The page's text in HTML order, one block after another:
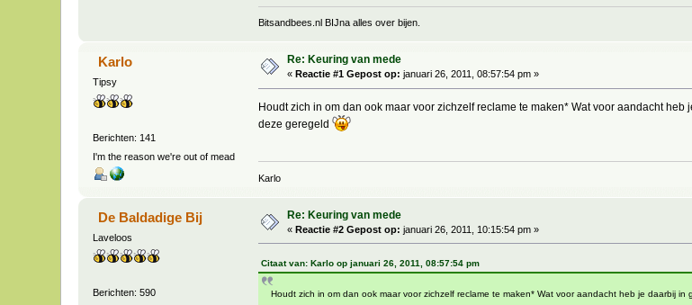
Bitsandbees.nl BIJna alles over bijen.
Karlo
Tipsy
Berichten: 141
I'm the reason we're out of mead
Re: Keuring van mede
« Reactie #1 Gepost op: januari 26, 2011, 08:57:54 pm »
Houdt zich in om dan ook maar voor zichzelf reclame te maken* Wat voor aandacht
deze geregeld
Karlo
De Baldadige Bij
Laveloos
Berichten: 590
Re: Keuring van mede
«Reactie #2 Gepost op: januari 26, 2011, 10:15:54 pm »
Citaat van: Karlo op januari 26, 2011, 08:57:54 pm
Houdt zich in om dan ook maar voor zichzelf reclame te maken* Wat voor aandacht heb je daarbij